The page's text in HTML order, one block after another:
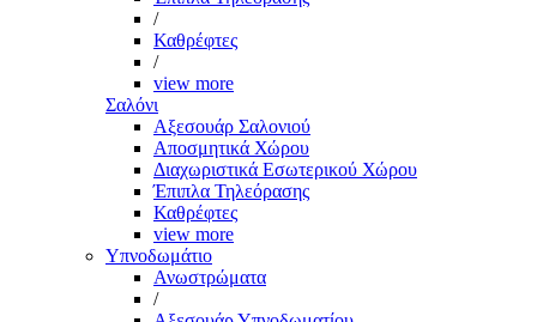
/
Καθρέφτες
/
view more
Σαλόνι
Αξεσουάρ Σαλονιού
Αποσμητικά Χώρου
Διαχωριστικά Εσωτερικού Χώρου
Έπιπλα Τηλεόρασης
Καθρέφτες
view more
Υπνοδωμάτιο
Ανωστρώματα
/